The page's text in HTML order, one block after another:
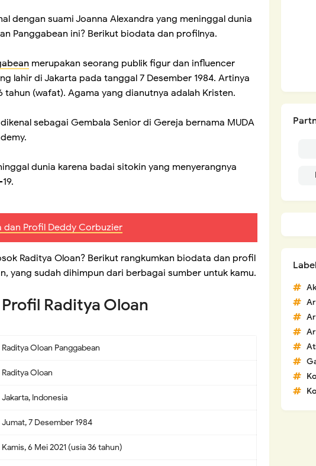
dengan suami Joanna Alexandra yang meninggal dunia
Panggabean ini? Berikut biodata dan profilnya.
merupakan seorang publik figur dan influencer
lahir di Jakarta pada tanggal 7 Desember 1984. Artinya
tahun (wafat). Agama yang dianutnya adalah Kristen.
sebagai Gembala Senior di Gereja bernama MUDA
dunia karena badai sitokin yang menyerangnya
dan Profil Deddy Corbuzier
Raditya Oloan? Berikut rangkumkan biodata dan profil
yang sudah dihimpun dari berbagai sumber untuk kamu.
Raditya Oloan
Raditya Oloan Panggabean
Raditya Oloan
Jakarta, Indonesia
Jumat, 7 Desember 1984
Kamis, 6 Mei 2021 (usia 36 tahun)